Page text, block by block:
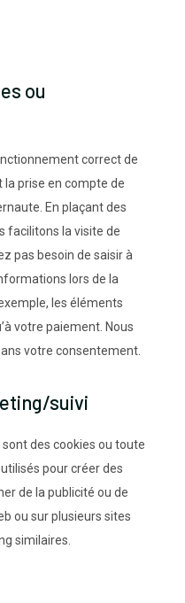
ou
correct de
prise en compte de
En plaçant des
facilitons la visite de
pas besoin de saisir à
lors de la
les éléments
votre paiement. Nous
votre consentement.
suivi
des cookies ou toute
pour créer des
de la publicité ou de
ou sur plusieurs sites
similaires.